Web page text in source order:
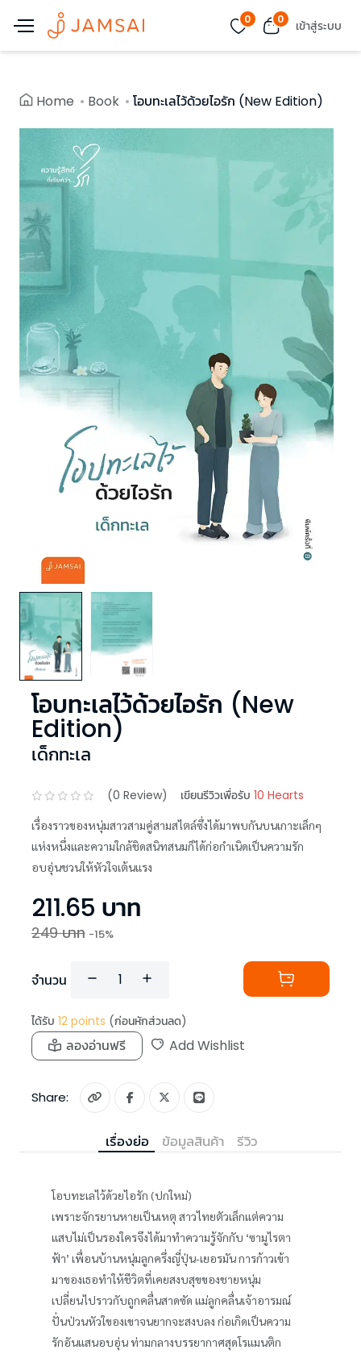
0 0 เข้าสู่ระบบ
Home Book โอบทะเลไว้ด้วยไอรัก (New Edition)
โอบทะเลไว้ด้วยไอรัก (New
Edition)
เด็กทะเล
(0 Review) เขียนรีวิวเพื่อรับ 10 Hearts
เรื่องราวของหนุ่มสาวสามคู่สามสไตล์ซึ่งได้มาพบกันบนเกาะเล็กๆ
แห่งหนึ่งและความใกล้ชิดสนิทสนมก็ได้ก่อกำเนิดเป็นความรัก
อบอุ่นชวนให้หัวใจเต้นแรง
211.65 บาท
249บาท -15%
จำนวน
ได้รับ 12 points (ก่อนหักส่วนลด)
ลองอ่านฟรี Add Wishlist
Share:
เรื่องย่อ ข้อมูลสินค้า รีวิว
โอบทะเลไว้ด้วยไอรัก (ปกใหม่)
เพราะจักรยานหายเป็นเหตุ สาวไทยตัวเล็กแต่ความ
แสบไม่เป็นรองใครจึงได้มาทำความรู้จักกับ ‘ซามูไรตา
ฟ้า’ เพื่อนบ้านหนุ่มลูกครึ่งญี่ปุ่น-เยอรมัน การก้าวเข้า
มาของเธอทำให้ชีวิตที่เคยสงบสุขของชายหนุ่ม
เปลี่ยนไปราวกับถูกคลื่นสาดซัด แม่ลูกคลื่นเจ้าอารมณ์
ปั่นป่วนหัวใของเขาจนยากจะสงบลง ก่อเกิดเป็นความ
รักอันแสนอบอุ่น ท่ามกลางบรรยากาศสุดโรแมนติก